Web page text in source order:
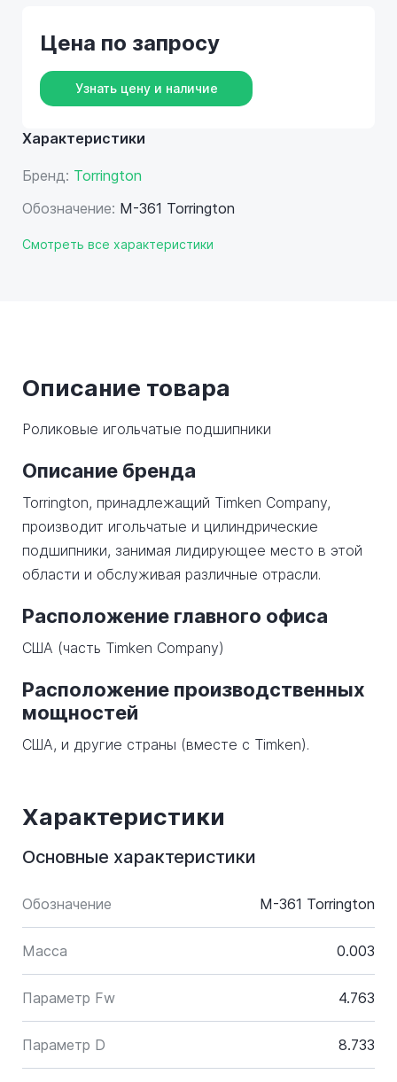
Характеристики
Бренд: Torrington
Обозначение: M-361 Torrington
Смотреть все характеристики
Цена по запросу
Узнать цену и наличие
Описание товара
Роликовые игольчатые подшипники
Описание бренда
Torrington, принадлежащий Timken Company,
производит игольчатые и цилиндрические
подшипники, занимая лидирующее место в этой
области и обслуживая различные отрасли.
Расположение главного офиса
США (часть Timken Company)
Расположение производственных
мощностей
США, и другие страны (вместе с Timken).
Характеристики
Основные характеристики
Обозначение M-361 Torrington
Масса 0.003
Параметр Fw 4.763
Параметр D 8.733